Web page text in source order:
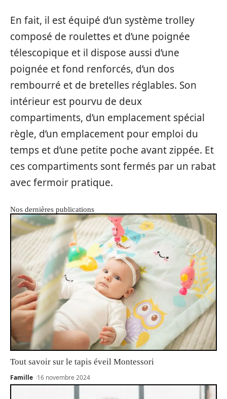
En fait, il est équipé d’un système trolley
composé de roulettes et d’une poignée
télescopique et il dispose aussi d’une
poignée et fond renforcés, d’un dos
rembourré et de bretelles réglables. Son
intérieur est pourvu de deux
compartiments, d’un emplacement spécial
règle, d’un emplacement pour emploi du
temps et d’une petite poche avant zippée. Et
ces compartiments sont fermés par un rabat
avec fermoir pratique.
Nos dernières publications
Tout savoir sur le tapis éveil Montessori
Famille 16 novembre 2024